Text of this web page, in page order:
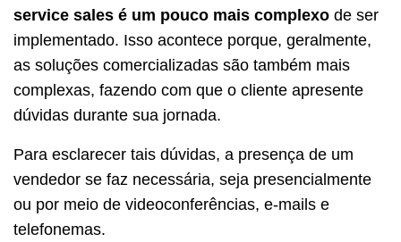
service sales é um pouco mais complexo de ser
implementado. Isso acontece porque, geralmente,
as soluções comercializadas são também mais
complexas, fazendo com que o cliente apresente
dúvidas durante sua jornada.
Para esclarecer tais dúvidas, a presença de um
vendedor se faz necessária, seja presencialmente
ou por meio de videoconferências, e-mails e
telefonemas.